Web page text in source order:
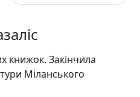
книжок. Закінчила
Міланського